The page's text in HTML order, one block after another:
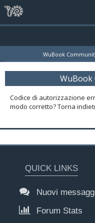
WuBook
WuBook
Codice di autorizzazione
modo corretto? Torna
QUICK LINKS
Nuovi
Forum Stats